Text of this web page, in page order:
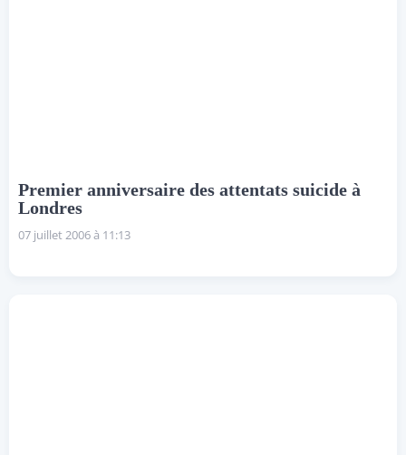
Premier anniversaire des attentats suicide à
Londres
07 juillet 2006 à 11:13